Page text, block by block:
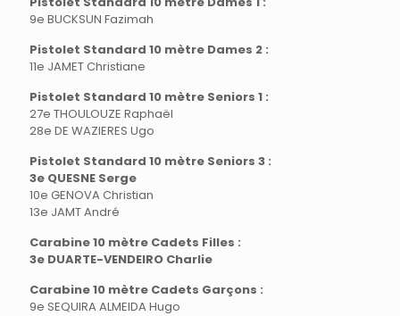
9e BUCKSUN Fazimah
Pistolet Standard 10 mètre Dames 2 :
11e JAMET Christiane
Pistolet Standard 10 mètre Seniors 1 :
27e THOULOUZE Raphaël
28e DE WAZIERES Ugo
Pistolet Standard 10 mètre Seniors 3 :
3e QUESNE Serge
10e GENOVA Christian
13e JAMT André
Carabine 10 mètre Cadets Filles :
3e DUARTE-VENDEIRO Charlie
Carabine 10 mètre Cadets Garçons :
9e SEQUIRA ALMEIDA Hugo